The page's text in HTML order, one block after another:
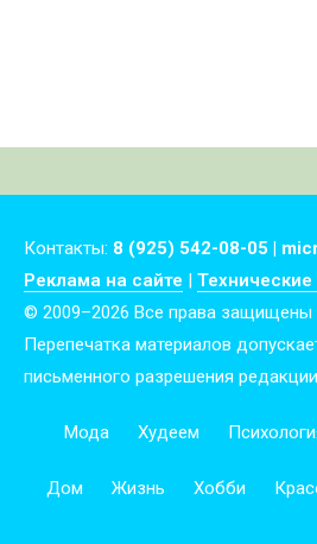
Контакты: 8 (925) 542-08-05 |
Реклама на сайте
© 2009–2026 Все права защищены
Перепечатка материалов
письменного разрешения
Мода Худеем
Дом Жизнь Хобби